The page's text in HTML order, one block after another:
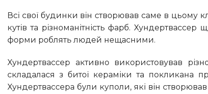
Всі свої будинки він створював саме в цьому ключі. Мінімум прямих і максимум кривих форм, відсутність прямих
кутів та різноманітність фарб.
форми роблять людей нещасними.
Хундертвассер активно використовував різнокольорові мозаїки у всіх своїх архітектурних проектах. Мозаїка
складалася з битої кераміки та покликана
Хундертвассера були куполи, які він